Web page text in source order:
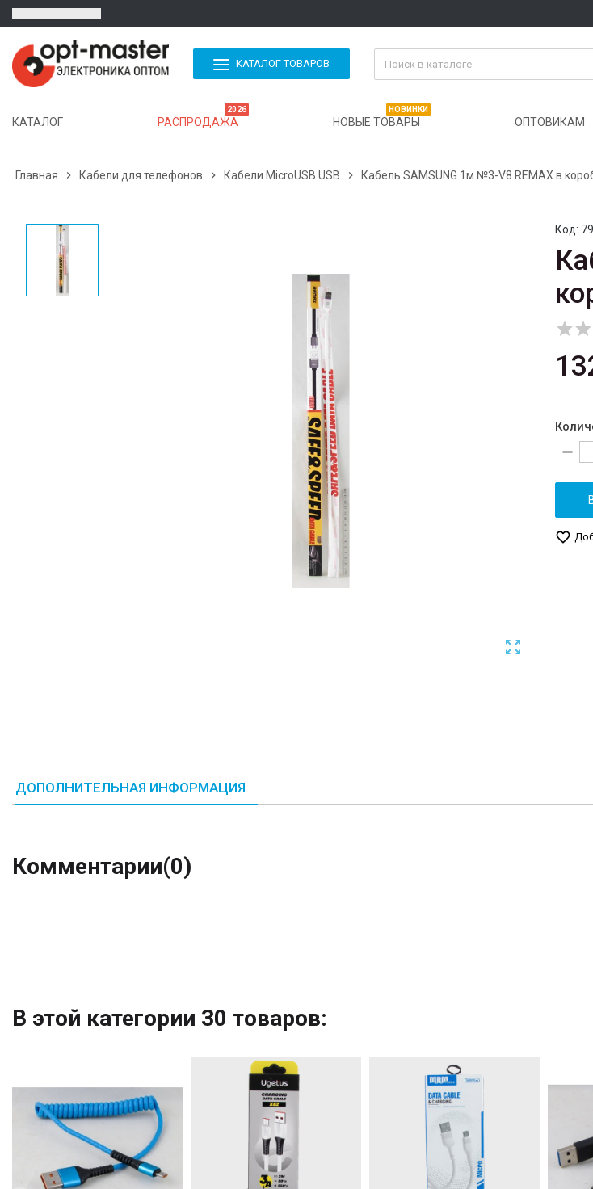
КАТАЛОГ ТОВАРОВ
КАТАЛОГ РАСПРОДАЖА
2026
НОВЫЕ ТОВАРЫ
НОВИНКИ
ОПТОВИКАМ
Главная  Кабели для телефонов  Кабели MicroUSB USB  Кабель SAMSUNG 1м №3-V8 REMAX в

Код:

remove
favorite_border
ДОПОЛНИТЕЛЬНАЯ ИНФОРМАЦИЯ
Комментарии(0)
В этой категории 30 товаров: